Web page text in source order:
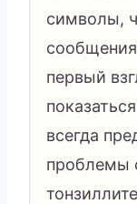
символы,
первый
всегда
проблемы